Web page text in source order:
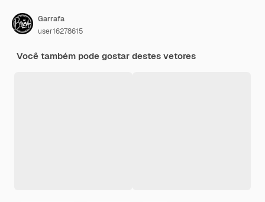
Garrafa
user16278615
Você também pode gostar destes vetores